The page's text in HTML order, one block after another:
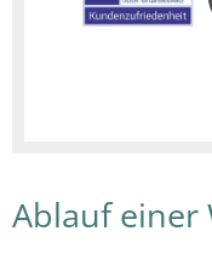
Ablauf einer